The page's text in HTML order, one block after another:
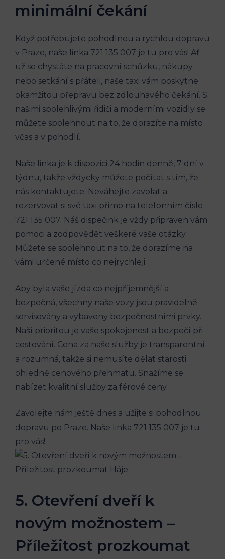
minimální čekání
Když potřebujete pohodlnou a rychlou dopravu​
v Praze, ‍naše linka 721 ​135 007 je tu pro vás! Ať
už se chystáte na ‌pracovní schůzku,⁤ nákupy
⁢nebo setkání s přáteli, naše ‌taxi vám poskytne
okamžitou‍ přepravu​ bez ⁤zdlouhavého‍ čekání. S⁤
našimi ⁣spolehlivými řidiči a moderními vozidly ​se
můžete spolehnout na to, ⁤že⁣ dorazíte na místo
‌včas ​a v pohodlí.
Naše linka ​je k dispozici 24 hodin denně, 7 dní v‍
týdnu,‍ takže vždycky⁤ můžete počítat ⁣s tím, že
nás kontaktujete. ‍Neváhejte zavolat a
rezervovat si své taxi přímo na telefonním čísle
721 135⁤ 007. Náš dispečink ‍je vždy ⁤připraven vám
‍pomoci a zodpovědět⁢ veškeré vaše otázky.
Můžete se spolehnout ‍na to, že ‍dorazíme na
vámi určené místo co nejrychleji.
Aby byla‍ vaše jízda ⁣co nejpříjemnější a
bezpečná, všechny⁣ naše‍ vozy jsou pravidelně
servisovány ​a vybaveny bezpečnostními prvky.
Naší⁣ prioritou je ​vaše ⁣spokojenost a bezpečí při
cestování.⁣ Cena ‍za naše⁢ služby je⁢ transparentní
‌a rozumná, takže si nemusíte‍ dělat starosti
ohledně cenového ⁣přehmatu. Snažíme se‍
nabízet kvalitní služby za ⁣férové ceny.
Zavolejte nám ještě dnes a užijte si ‍pohodlnou
dopravu po‍ Praze. Naše linka 721 135 007 ​je tu
pro vás!
5. Otevření dveří k
novým možnostem –
Příležitost prozkoumat